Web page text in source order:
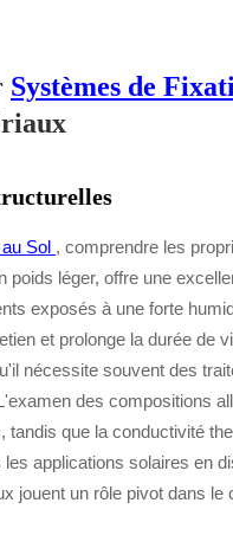
Systèmes de
Sol , comprendre les
léger, offre une
exposés à une forte
et prolonge la durée de
nécessite souvent des
des compositions
que la conductivité
applications solaires en
jouent un rôle pivot dans